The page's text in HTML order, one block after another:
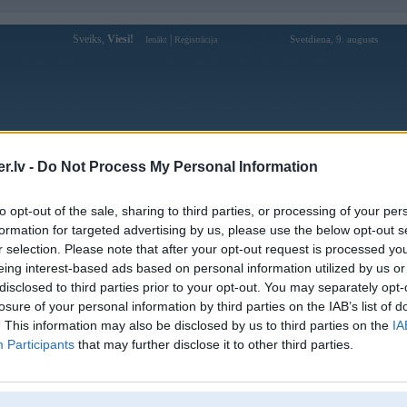
- Do Not Process My Personal Information
opt-out of the sale, sharing to third parties, or processing of your
for targeted advertising by us, please use the below opt-out
selection. Please note that after your opt-out request is processed
interest-based ads based on personal information utilized by us
to third parties prior to your opt-out. You may separately
of your personal information by third parties on the IAB’s list of
This information may also be disclosed by us to third parties on the
Participants that may further disclose it to other third parties.
Sveiks, Viesi! Ienākt Reģistrācija Svetdiena, 9. augusts
Forums Galerijas Reģistrācija Lietotāji
Lietotāja avcilarspa profils
Lietotājvārds:
avcilarspa
Ziņojumi forumā:
0
Pēdējie ziņojumi forumā